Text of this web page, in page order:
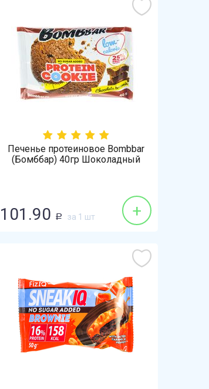
Печенье протеиновое Bombbar
(Бомббар) 40гр Шоколадный
101.90 Р за 1 шт +